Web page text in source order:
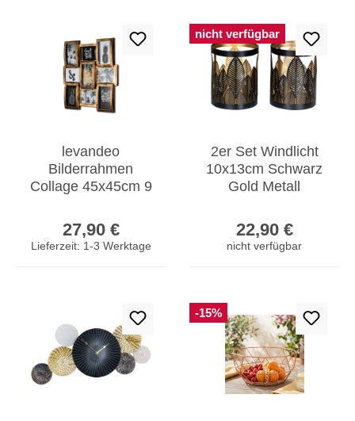
levandeo
Bilderrahmen
Collage 45x45cm 9
Kupfer Industrial
Glas
27,90 €
Lieferzeit: 1-3 Werktage
nicht verfügbar
2er Set Windlicht
10x13cm Schwarz
Gold Metall
Blattdekor
Tischdeko
22,90 €
nicht verfügbar
-15%